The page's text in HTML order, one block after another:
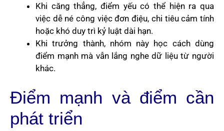
Khi căng thẳng, điểm yếu có thể hiện ra qua
việc dễ né công việc đơn điệu, chi tiêu cảm tính
hoặc khó duy trì kỷ luật dài hạn.
Khi trưởng thành, nhóm này học cách dùng
điểm mạnh mà vẫn lắng nghe dữ liệu từ người
khác.
Điểm mạnh và điểm cần
phát triển